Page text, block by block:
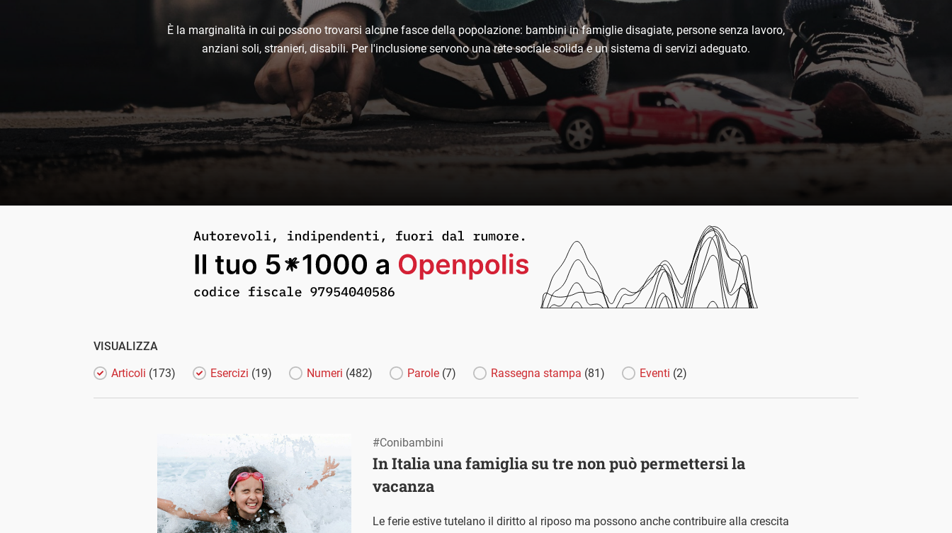
È la marginalità in cui possono trovarsi alcune fasce della popolazione: bambini in famiglie disagiate, persone senza lavoro,
anziani soli, stranieri, disabili. Per l'inclusione servono una rete sociale solida e un sistema di servizi adeguato.
VISUALIZZA
Articoli (173) Esercizi (19) Numeri (482) Parole (7) Rassegna stampa (81) Eventi (2)
In Italia una famiglia su tre non può permettersi la
vacanza
#Conibambini
Le ferie estive tutelano il diritto al riposo ma possono anche contribuire alla crescita